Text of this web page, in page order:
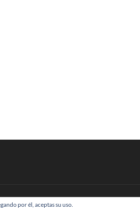
|WordPress| © Todos los derechos reservados
por él, aceptas su uso.